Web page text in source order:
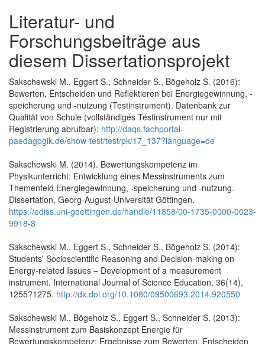
Literatur- und
Forschungsbeiträge aus
diesem Dissertationsprojekt
Sakschewski M., Eggert S., Schneider S., Bögeholz S. (2016):
Bewerten, Entscheiden und Reflektieren bei Energiegewinnung, -
speicherung und -nutzung (Testinstrument). Datenbank zur
Qualität von Schule (vollständiges Testinstrument nur mit
Registrierung abrufbar): http://daqs.fachportal-
paedagogik.de/show-test/test/pk/17_137?language=de
Sakschewski M. (2014). Bewertungskompetenz im
Physikunterricht: Entwicklung eines Messinstruments zum
Themenfeld Energiegewinnung, -speicherung und -nutzung.
Dissertation, Georg-August-Universität Göttingen.
https://ediss.uni-goettingen.de/handle/11858/00-1735-0000-0023-
9918-8
Sakschewski M., Eggert S., Schneider S., Bögeholz S. (2014):
Students' Socioscientific Reasoning and Decision-making on
Energy-related Issues – Development of a measurement
instrument. International Journal of Science Education, 36(14),
1255?1275. http://dx.doi.org/10.1080/09500693.2014.920550
Sakschewski M., Bögeholz S., Eggert S., Schneider S. (2013):
Messinstrument zum Basiskonzept Energie für
Bewertungskompetenz: Ergebnisse zum Bewerten, Entscheiden